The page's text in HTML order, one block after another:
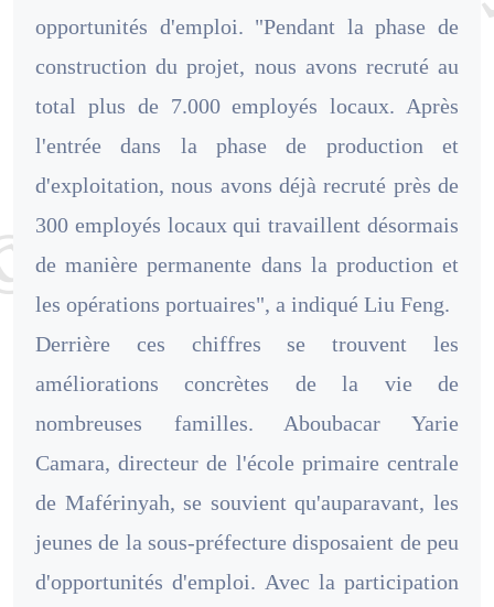
opportunités d'emploi. "Pendant la phase de
construction du projet, nous avons recruté au
total plus de 7.000 employés locaux. Après
l'entrée dans la phase de production et
d'exploitation, nous avons déjà recruté près de
300 employés locaux qui travaillent désormais
de manière permanente dans la production et
les opérations portuaires", a indiqué Liu Feng.
Derrière ces chiffres se trouvent les
améliorations concrètes de la vie de
nombreuses familles. Aboubacar Yarie
Camara, directeur de l'école primaire centrale
de Maférinyah, se souvient qu'auparavant, les
jeunes de la sous-préfecture disposaient de peu
d'opportunités d'emploi. Avec la participation